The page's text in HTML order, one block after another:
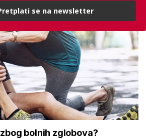
bolnih zglobova?
se na newsletter